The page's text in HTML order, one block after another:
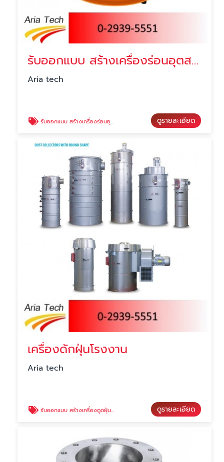
รับออกแบบ สร้างเครื่องร่อนอุตสาหกรรม (Vibrating Screen)
Aria tech
รับออกแบบ สร้างเครื่องร่อนอุตสาหกรรม (Vibrating Screen) ดูรายละเอียด
เครื่องดักฝุ่นโรงงาน
Aria tech
รับออกแบบ สร้างเครื่องดูดฝุ่น ด้วยแอร์เจ็ทแบบย้อนกลับ ดูรายละเอียด